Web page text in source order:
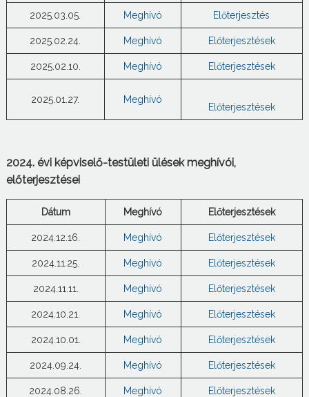
2025.03.05. Meghívó Előterjesztés
2025.02.24. Meghívó Előterjesztések
2025.02.10. Meghívó Előterjesztések
2025.01.27. Meghívó
Előterjesztések
2024. évi képviselő-testületi ülések meghívói,
előterjesztései
Dátum Meghívó Előterjesztések
2024.12.16. Meghívó Előterjesztések
2024.11.25. Meghívó Előterjesztések
2024.11.11. Meghívó Előterjesztések
2024.10.21. Meghívó Előterjesztések
2024.10.01. Meghívó Előterjesztések
2024.09.24. Meghívó Előterjesztések
2024.08.26. Meghívó Előterjesztések